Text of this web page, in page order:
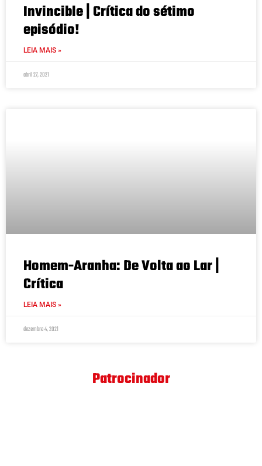
Invincible | Crítica do sétimo
episódio!
LEIA MAIS »
abril 27, 2021
Homem-Aranha: De Volta ao Lar |
Crítica
LEIA MAIS »
dezembro 4, 2021
Patrocinador